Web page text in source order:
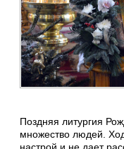
Поздняя литургия
множество людей.
настрой и не дает